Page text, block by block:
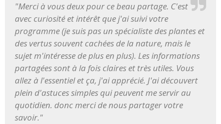
"Merci à vous deux pour ce beau partage. C'est
avec curiosité et intérêt que j'ai suivi votre
programme (je suis pas un spécialiste des plantes et
des vertus souvent ​cachées de la nature, mais le
sujet m'intéresse de plus en plus). Les informations
partagées sont à la fois claires et très utiles. Vous
allez à l'essentiel et ça, j'ai apprécié. J'ai découvert
plein d'astuces simples qui peuvent me servir au
quotidien. donc merci de nous partager votre
savoir."